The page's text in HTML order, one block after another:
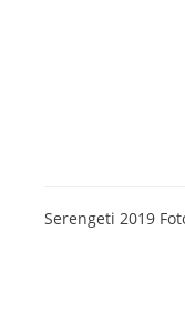
Serengeti 2019